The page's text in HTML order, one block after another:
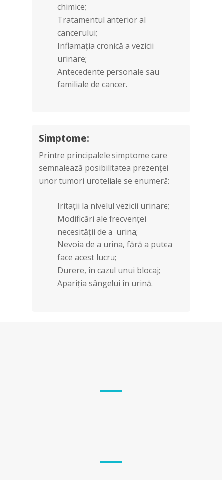
chimice;
Tratamentul anterior al
cancerului;
Inflamația cronică a vezicii
urinare;
Antecedente personale sau
familiale de cancer.
Simptome:
Printre principalele simptome care
semnalează posibilitatea prezenței
unor tumori uroteliale se enumeră:
Iritații la nivelul vezicii urinare;
Modificări ale frecvenței
necesității de a urina;
Nevoia de a urina, fără a putea
face acest lucru;
Durere, în cazul unui blocaj;
Apariția sângelui în urină.